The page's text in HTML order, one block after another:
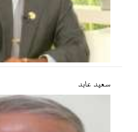
سعید عابد